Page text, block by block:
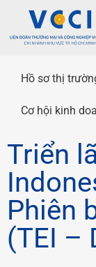
Hồ sơ thị
Cơ hội kinh
Triển
Phiên
(TEI –